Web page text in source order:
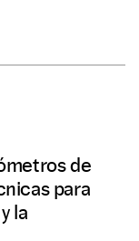
de
para
la